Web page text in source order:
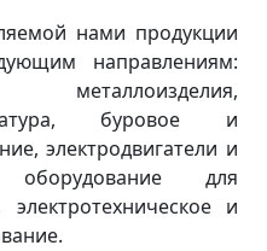
нами продукции
направлениям:
буровое и
электродвигатели и
оборудование для
и